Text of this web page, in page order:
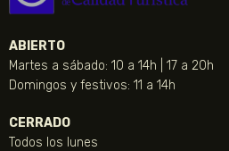
ABIERTO
Martes a sábado: 10 a 14h | 17 a 20h
Domingos y festivos: 11 a 14h
CERRADO
Todos los lunes